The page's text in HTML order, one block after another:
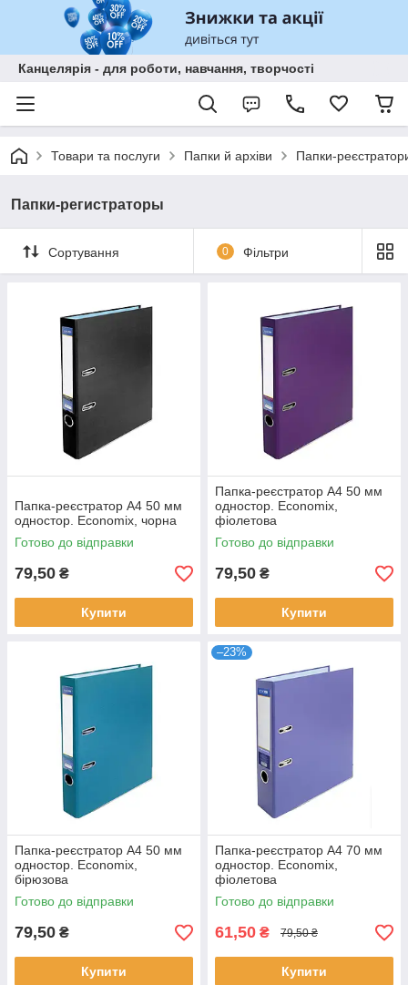
Канцелярія - для роботи, навчання, творчості
Товари та послуги Папки й архіви Папки-
Папки-регистраторы
Сортування 0 Фільтри
Папка-реєстратор А4 50 мм
одностор. Economix, чорна
Готово до відправки
79,50 ₴
Купити
Папка-реєстратор А4 50 мм
одностор. Economix,
фіолетова
Готово до відправки
79,50 ₴
Купити
Папка-реєстратор А4 50 мм
одностор. Economix,
бірюзова
Готово до відправки
79,50 ₴
Купити
–23%
Папка-реєстратор А4 70 мм
одностор. Economix,
фіолетова
Готово до відправки
61,50 ₴ 79,50 ₴
Купити